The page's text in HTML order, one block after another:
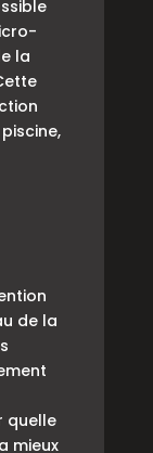
la
de la
quelle
mieux